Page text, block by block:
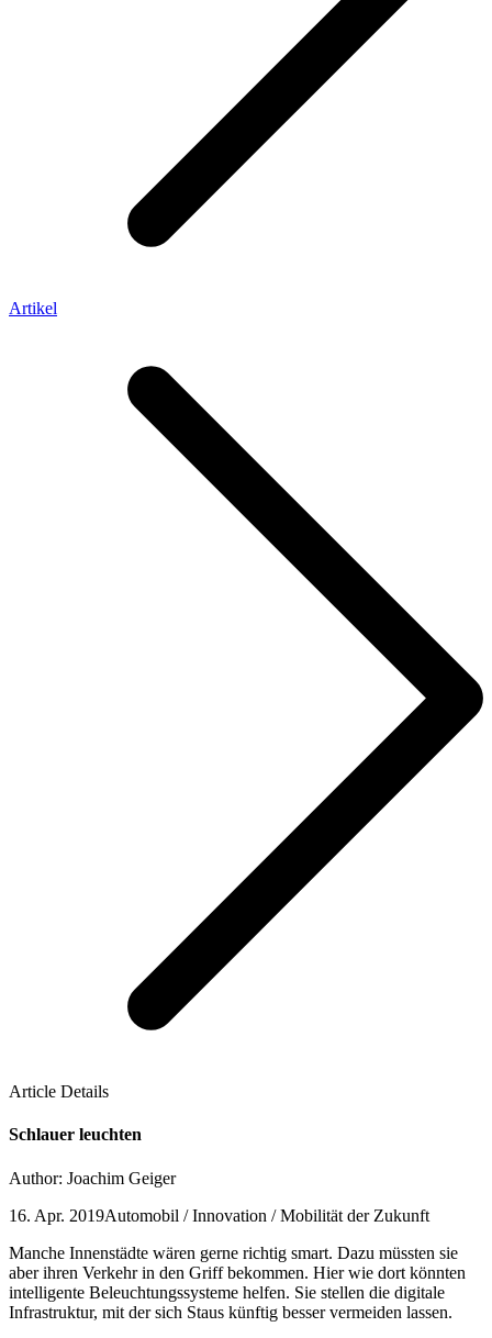
Artikel
Article Details
Schlauer leuchten
Author: Joachim Geiger
16. Apr. 2019Automobil / Innovation / Mobilität der Zukunft
Manche Innenstädte wären gerne richtig smart. Dazu müssten sie
aber ihren Verkehr in den Griff bekommen. Hier wie dort könnten
intelligente Beleuchtungssysteme helfen. Sie stellen die digitale
Infrastruktur, mit der sich Staus künftig besser vermeiden lassen.